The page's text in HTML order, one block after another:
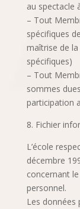
au spectacle
– Tout
spécifiques
maîtrise de
spécifiques)
– Tout
sommes
participation
8. Fichier
L’école
décembre
concernant
personnel.
Les données